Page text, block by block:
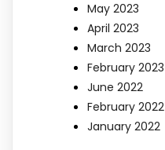
May 2023
April 2023
March 2023
February 2023
June 2022
February 2022
January 2022